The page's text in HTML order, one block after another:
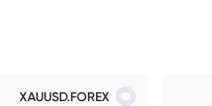
XAUUSD.FOREX